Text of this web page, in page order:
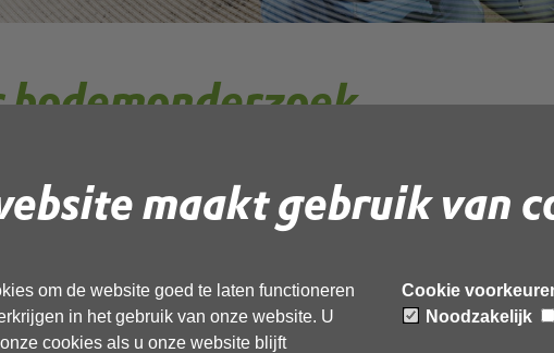
maakt gebruik van
om de website goed te laten functioneren
in het gebruik van onze website. U
cookies als u onze website blijft
Cookie
Noodzakelijk
is een goed bodemonderzoek belangrijk. Het doel van een
vaststellen of bodemverontreiniging op een perceel aanwezig is.
kan worden op een bodemgevoelige locatie.
uitvoeren?